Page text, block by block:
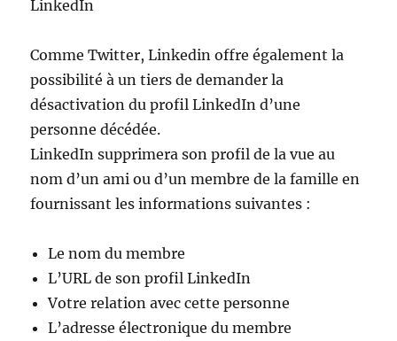
LinkedIn
Comme Twitter, Linkedin offre également la
possibilité à un tiers de demander la
désactivation du profil LinkedIn d’une
personne décédée.
LinkedIn supprimera son profil de la vue au
nom d’un ami ou d’un membre de la famille en
fournissant les informations suivantes :
Le nom du membre
L’URL de son profil LinkedIn
Votre relation avec cette personne
L’adresse électronique du membre